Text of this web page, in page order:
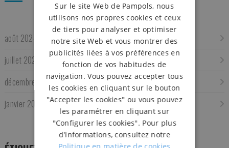
août 2024
juillet 2024
décembre 2023
janvier 2017
Sur le site Web de Pampols, nous
utilisons nos propres cookies et ceux
de tiers pour analyser et optimiser
notre site Web et vous montrer des
publicités liées à vos préférences en
fonction de vos habitudes de
navigation. Vous pouvez accepter tous
les cookies en cliquant sur le bouton
"Accepter les cookies" ou vous pouvez
les paramétrer en cliquant sur
"Configurer les cookies". Pour plus
d'informations, consultez notre
Politique en matière de cookies